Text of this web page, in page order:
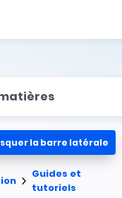
la barre latérale
Guides et
tutoriels